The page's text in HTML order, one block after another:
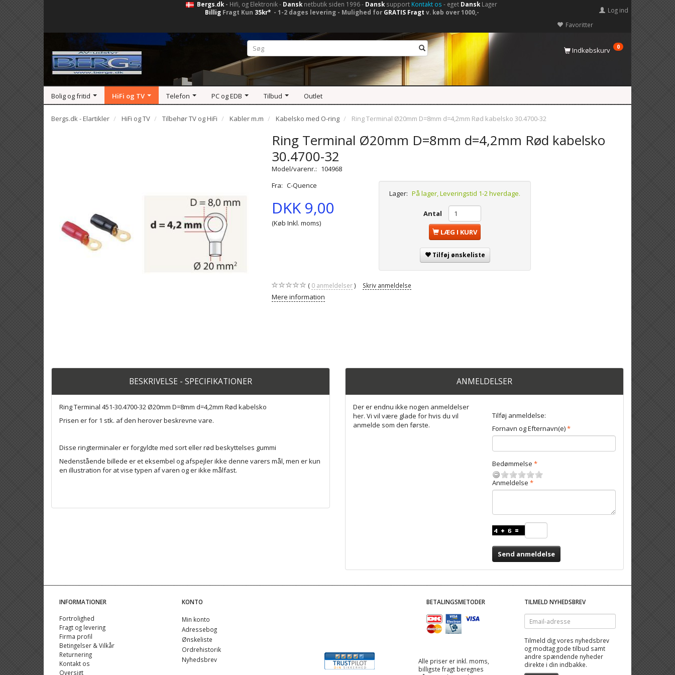
Bergs.dk- Hifi, og Elektronik - Dansknetbutik siden 1996 - Dansksupport Kontakt os - eget DanskLager
Billig Fragt Kun 35kr* - 1-2 dages levering - Mulighed for GRATIS Fragt v. køb over 1000,-
Favoritter
Log ind
Indkøbskurv 0
Bolig og fritid HiFi og TV Telefon PC og EDB Tilbud Outlet
Bergs.dk - Elartikler HiFi og TV Tilbehør TV og HiFi Kabler m.m Kabelsko med O-ring Ring Terminal Ø20mm D=8mm d=4,2mm Rød kabelsko 30.4700-32
Ring Terminal Ø20mm D=8mm d=4,2mm Rød kabelsko
30.4700-32
Model/varenr.: 104968
Fra: C-Quence
DKK 9,00
(Køb Inkl. moms)
Lager: På lager, Leveringstid 1-2 hverdage.
Antal
LÆG I KURV
Tilføj ønskeliste
0anmeldelser Skriv anmeldelse
Mere information
BESKRIVELSE - SPECIFIKATIONER
Ring Terminal 451-30.4700-32 Ø20mm D=8mm d=4,2mm Rød kabelsko
Prisen er for 1 stk. af den herover beskrevne vare.
Disse ringterminaler er forgyldte med sort eller rød beskyttelses gummi
Nedenstående billede er et eksembel og afspejler ikke denne varers mål, men er kun
en illustration for at vise typen af varen og er ikke målfast.
ANMELDELSER
Der er endnu ikke nogen anmeldelser
her. Vi vil være glade for hvis du vil
anmelde som den første.
Tilføj anmeldelse:
Fornavn og Efternavn(e)
Bedømmelse
Anmeldelse
Send anmeldelse
INFORMATIONER
Fortrolighed
Fragt og levering
Firma profil
Betingelser & Vilkår
Returnering
Kontakt os
Oversigt
KONTO
Min konto
Adressebog
Ønskeliste
Ordrehistorik
Nyhedsbrev
BETALINGSMETODER
Alle priser er inkl. moms,
billigste fragt beregnes
TILMELD NYHEDSBREV
Email-
adresse
Tilmeld dig vores nyhedsbrev
og modtag gode tilbud samt
andre spændende nyheder
direkte i din indbakke.